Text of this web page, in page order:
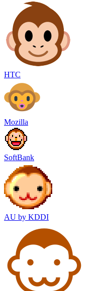
HTC
Mozilla
SoftBank
AU by KDDI